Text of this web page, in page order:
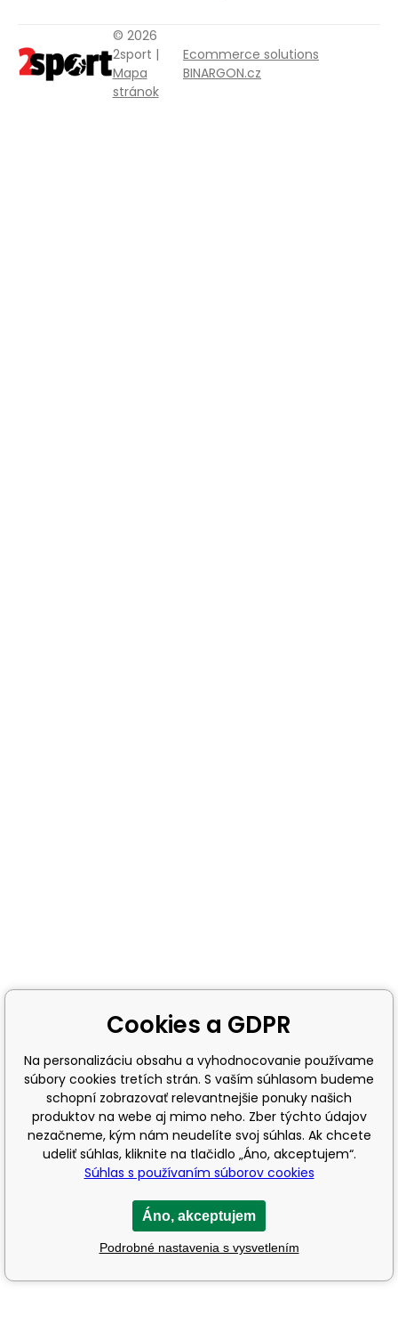
© 2026
2sport |
Mapa
stránok
Ecommerce solutions
BINARGON.cz
Cookies a GDPR
Na personalizáciu obsahu a vyhodnocovanie používame
súbory cookies tretích strán. S vaším súhlasom budeme
schopní zobrazovať relevantnejšie ponuky našich
produktov na webe aj mimo neho. Zber týchto údajov
nezačneme, kým nám neudelíte svoj súhlas. Ak chcete
udeliť súhlas, kliknite na tlačidlo „Áno, akceptujem“.
Súhlas s používaním súborov cookies
Áno, akceptujem
Podrobné nastavenia s vysvetlením